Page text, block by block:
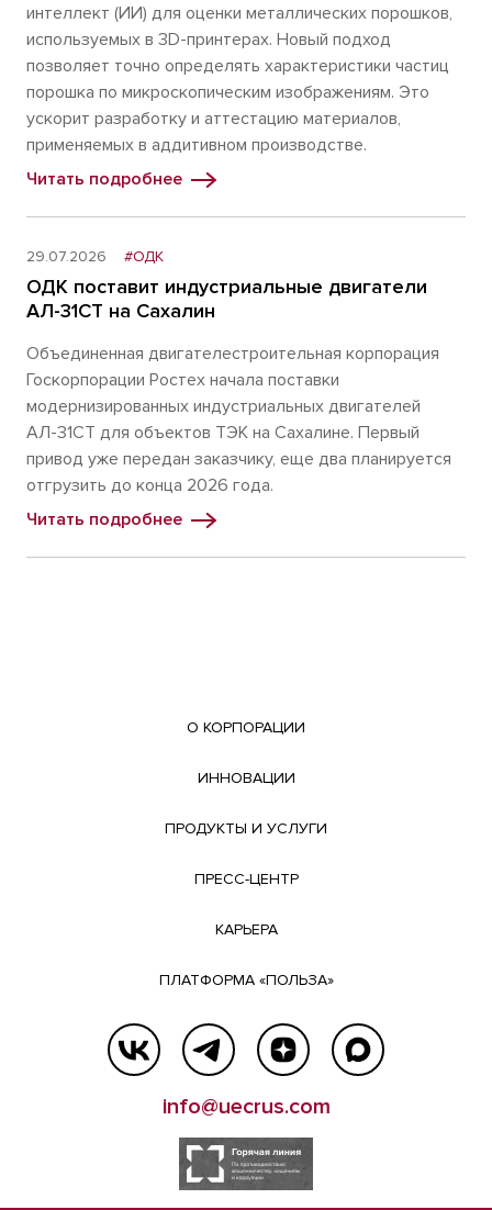
интеллект (ИИ) для оценки металлических порошков,
используемых в 3D-принтерах. Новый подход
позволяет точно определять характеристики частиц
порошка по микроскопическим изображениям. Это
ускорит разработку и аттестацию материалов,
применяемых в аддитивном производстве.
Читать подробнее
29.07.2026 #ОДК
ОДК поставит индустриальные двигатели
АЛ-31СТ на Сахалин
Объединенная двигателестроительная корпорация
Госкорпорации Ростех начала поставки
модернизированных индустриальных двигателей
АЛ-31СТ для объектов ТЭК на Сахалине. Первый
привод уже передан заказчику, еще два планируется
отгрузить до конца 2026 года.
Читать подробнее
О КОРПОРАЦИИ
ИННОВАЦИИ
ПРОДУКТЫ И УСЛУГИ
ПРЕСС-ЦЕНТР
КАРЬЕРА
ПЛАТФОРМА «ПОЛЬЗА»
info@uecrus.com